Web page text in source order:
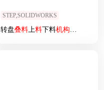
STEP,SOLIDWORKS
转盘叠料上料下料机构